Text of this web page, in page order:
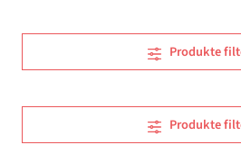
Produkte
Produkte